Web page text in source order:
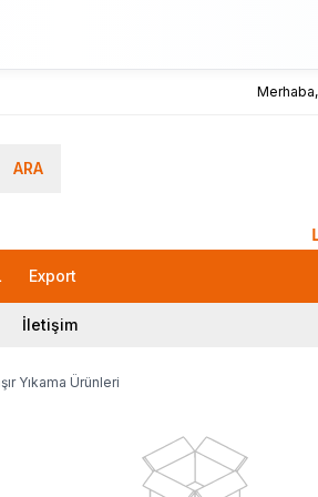
Merhaba,
ARA
Export
İletişim
Yıkama Ürünleri